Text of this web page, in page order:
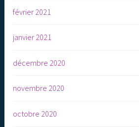
février 2021
janvier 2021
décembre 2020
novembre 2020
octobre 2020